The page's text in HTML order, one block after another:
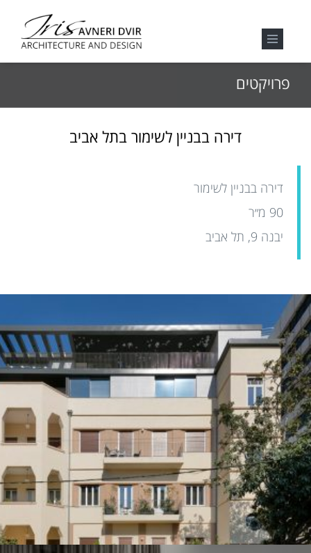
פרויקטים
דירה בבניין לשימור בתל אביב
דירה בבניין לשימור
90 מ״ר
יבנה 9, תל אביב